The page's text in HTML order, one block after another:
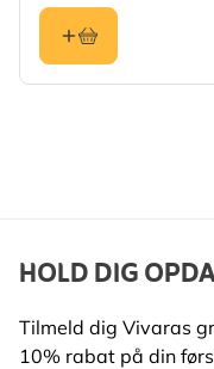
HOLD DIG
Tilmeld dig Vivaras
10% rabat på din